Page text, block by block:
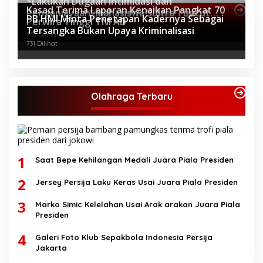
Topik Internasional
Penganiayaan, Mahasiswa Sultra Tuntut
Pemecatan Pj Bupati Buton Selatan*
808 Dilihat
Kasad Terima Laporan Kenaikan Pangkat 70
Perwira Tinggi TNI AD
751 Dilihat
PB HMI Minta Penetapan Kadernya Sebagai
Tersangka Bukan Upaya Kriminalisasi
731 Dilihat
Olahraga Terbaru
1 Saat Bepe Kehilangan Medali Juara Piala Presiden
2 Jersey Persija Laku Keras Usai Juara Piala Presiden
3
Marko Simic Kelelahan Usai Arak arakan Juara Piala
Presiden
4
Galeri Foto Klub Sepakbola Indonesia Persija
Jakarta